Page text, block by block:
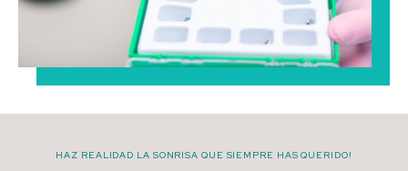
HAZ REALIDAD LA SONRISA QUE SIEMPRE HAS QUERIDO!